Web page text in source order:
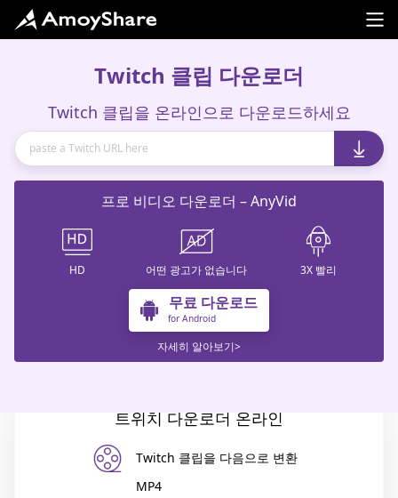
Twitch 클립 다운로더
Twitch 클립을 온라인으로 다운로드하세요
프로 비디오 다운로더 – AnyVid
HD 어떤 광고가 없습니다 3X 빨리
무료 다운로드
for Android
자세히 알아보기>
트위치 다운로더 온라인
Twitch 클립을 다음으로 변환
MP4